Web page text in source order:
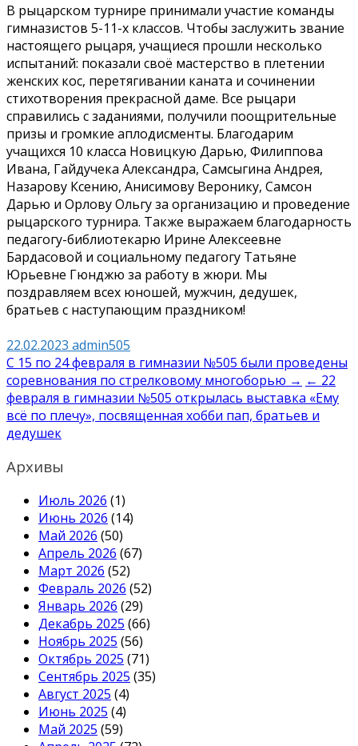
В рыцарском турнире принимали участие команды
гимназистов 5-11-х классов. Чтобы заслужить звание
настоящего рыцаря, учащиеся прошли несколько
испытаний: показали своё мастерство в плетении
женских кос, перетягивании каната и сочинении
стихотворения прекрасной даме. Все рыцари
справились с заданиями, получили поощрительные
призы и громкие аплодисменты. Благодарим
учащихся 10 класса Новицкую Дарью, Филиппова
Ивана, Гайдучека Александра, Самсыгина Андрея,
Назарову Ксению, Анисимову Веронику, Самсон
Дарью и Орлову Ольгу за организацию и проведение
рыцарского турнира. Также выражаем благодарность
педагогу-библиотекарю Ирине Алексеевне
Бардасовой и социальному педагогу Татьяне
Юрьевне Гюнджю за работу в жюри. Мы
поздравляем всех юношей, мужчин, дедушек,
братьев с наступающим праздником!
22.02.2023 admin505
Навигация
по
записям
С 15 по 24 февраля в гимназии №505 были проведены
соревнования по стрелковому многоборью → ← 22
февраля в гимназии №505 открылась выставка «Ему
всё по плечу», посвященная хобби пап, братьев и
дедушек
Архивы
Июль 2026 (1)
Июнь 2026 (14)
Май 2026 (50)
Апрель 2026 (67)
Март 2026 (52)
Февраль 2026 (52)
Январь 2026 (29)
Декабрь 2025 (66)
Ноябрь 2025 (56)
Октябрь 2025 (71)
Сентябрь 2025 (35)
Август 2025 (4)
Июнь 2025 (4)
Май 2025 (59)